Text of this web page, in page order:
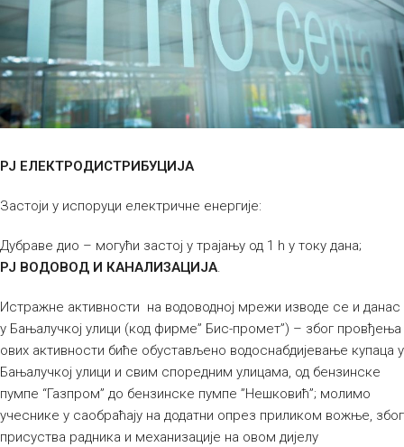
РЈ ЕЛЕКТРОДИСТРИБУЦИЈА
Застоји у испоруци електричне енергије:
Дубраве дио – могући застој у трајању од 1 h у току дана;
РЈ ВОДОВОД И КАНАЛИЗАЦИЈА.
Истражне активности на водоводној мрежи изводе се и данас
у Бањалучкој улици (код фирме” Бис-промет”) – због провђења
ових активности биће обустављено водоснабдијевање купаца у
Бањалучкој улици и свим споредним улицама, од бензинске
пумпе “Газпром” до бензинске пумпе ”Нешковић”; молимо
учеснике у саобраћају на додатни опрез приликом вожње, због
присуства радника и механизације на овом дијелу